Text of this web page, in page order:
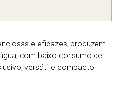
e eficazes, produzem
com baixo consumo de
versátil e compacto.